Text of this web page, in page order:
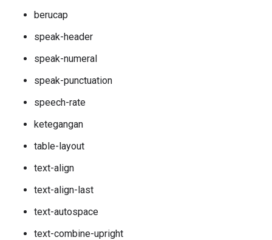
berucap
speak-header
speak-numeral
speak-punctuation
speech-rate
ketegangan
table-layout
text-align
text-align-last
text-autospace
text-combine-upright